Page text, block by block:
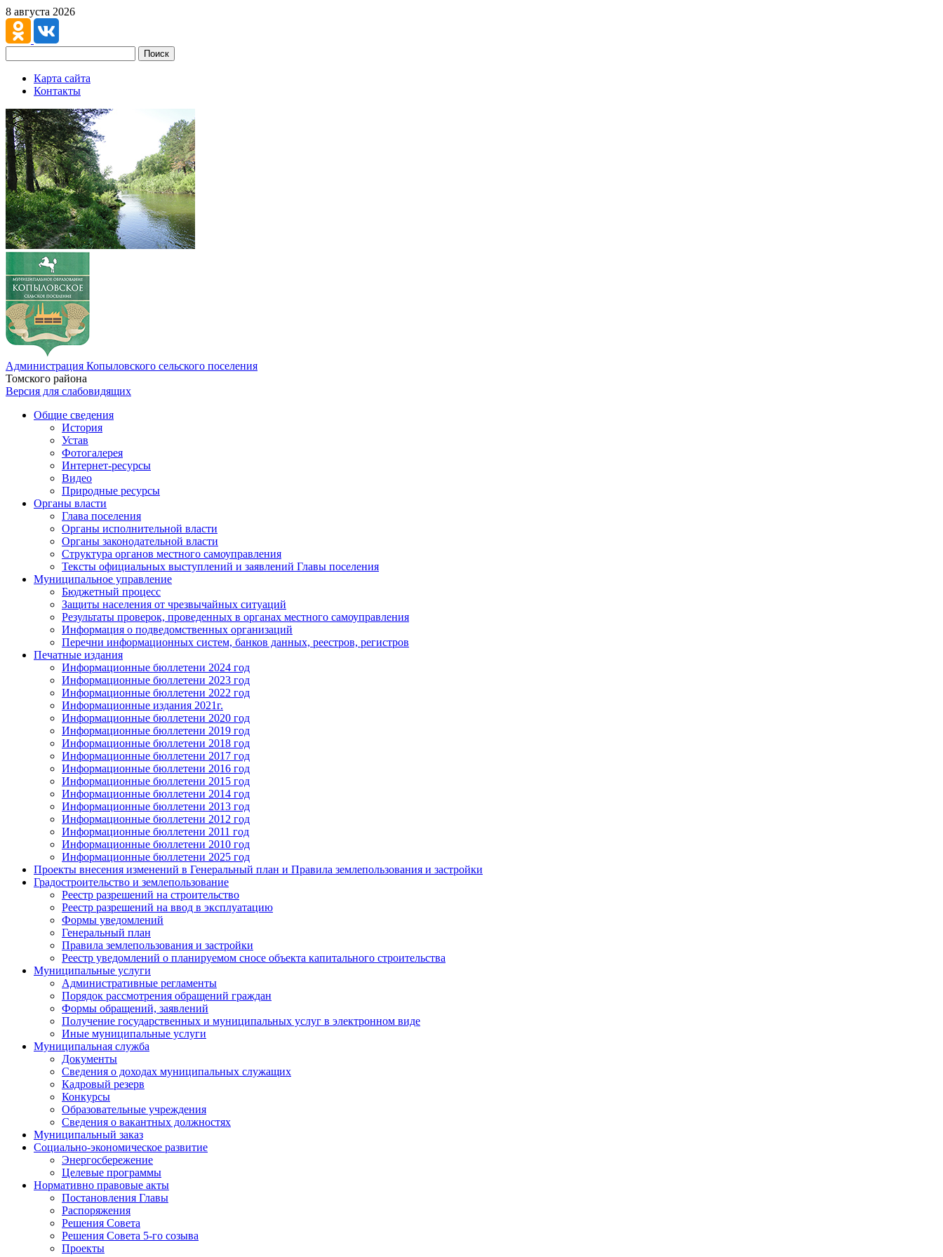
8 августа 2026
Поиск
Карта сайта
Контакты
Администрация Копыловского сельского поселения
Томского района
Версия для слабовидящих
Общие сведения
История
Устав
Фотогалерея
Интернет-ресурсы
Видео
Природные ресурсы
Органы власти
Глава поселения
Органы исполнительной власти
Органы законодательной власти
Структура органов местного самоуправления
Тексты официальных выступлений и заявлений Главы поселения
Муниципальное управление
Бюджетный процесс
Защиты населения от чрезвычайных ситуаций
Результаты проверок, проведенных в органах местного самоуправления
Информация о подведомственных организаций
Перечни информационных систем, банков данных, реестров, регистров
Печатные издания
Информационные бюллетени 2024 год
Информационные бюллетени 2023 год
Информационные бюллетени 2022 год
Информационные издания 2021г.
Информационные бюллетени 2020 год
Информационные бюллетени 2019 год
Информационные бюллетени 2018 год
Информационные бюллетени 2017 год
Информационные бюллетени 2016 год
Информационные бюллетени 2015 год
Информационные бюллетени 2014 год
Информационные бюллетени 2013 год
Информационные бюллетени 2012 год
Информационные бюллетени 2011 год
Информационные бюллетени 2010 год
Информационные бюллетени 2025 год
Проекты внесения изменений в Генеральный план и Правила землепользования и застройки
Градостроительство и землепользование
Реестр разрешений на строительство
Реестр разрешений на ввод в эксплуатацию
Формы уведомлений
Генеральный план
Правила землепользования и застройки
Реестр уведомлений о планируемом сносе объекта капитального строительства
Муниципальные услуги
Административные регламенты
Порядок рассмотрения обращений граждан
Формы обращений, заявлений
Получение государственных и муниципальных услуг в электронном виде
Иные муниципальные услуги
Муниципальная служба
Документы
Сведения о доходах муниципальных служащих
Кадровый резерв
Конкурсы
Образовательные учреждения
Сведения о вакантных должностях
Муниципальный заказ
Социально-экономическое развитие
Энергосбережение
Целевые программы
Нормативно правовые акты
Постановления Главы
Распоряжения
Решения Совета
Решения Совета 5-го созыва
Проекты